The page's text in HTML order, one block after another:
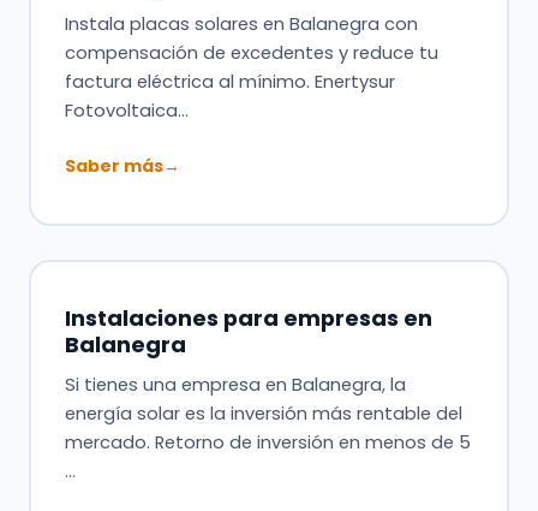
Instala placas solares en Balanegra con
compensación de excedentes y reduce tu
factura eléctrica al mínimo. Enertysur
Fotovoltaica…
Saber más→
Instalaciones para empresas en
Balanegra
Si tienes una empresa en Balanegra, la
energía solar es la inversión más rentable del
mercado. Retorno de inversión en menos de 5
…